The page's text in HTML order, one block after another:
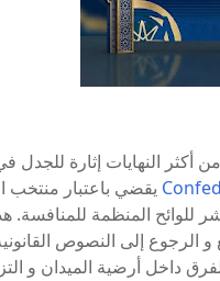
يقضي باعتبار منتخب
للمغرب بنتيجة 3-0، في تطبيق مباشر للوائح
الرجوع إلى النصوص
داخل أرضية الميدان و